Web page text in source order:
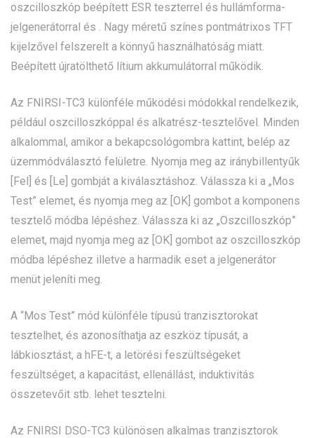
oszcilloszkóp beépített ESR teszterrel és hullámforma-
jelgenerátorral és . Nagy méretű színes pontmátrixos TFT
kijelzővel felszerelt a könnyű használhatóság miatt.
Beépített újratölthető lítium akkumulátorral működik.
Az FNIRSI-TC3 különféle működési módokkal rendelkezik,
például oszcilloszkóppal és alkatrész-tesztelővel. Minden
alkalommal, amikor a bekapcsológombra kattint, belép az
üzemmódválasztó felületre. Nyomja meg az iránybillentyűk
[Fel] és [Le] gombját a kiválasztáshoz. Válassza ki a „Mos
Test” elemet, és nyomja meg az [OK] gombot a komponens
tesztelő módba lépéshez. Válassza ki az „Oszcilloszkóp”
elemet, majd nyomja meg az [OK] gombot az oszcilloszkóp
módba lépéshez illetve a harmadik eset a jelgenerátor
menüt jeleníti meg.
A “Mos Test” mód különféle típusú tranzisztorokat
tesztelhet, és azonosíthatja az eszköz típusát, a
lábkiosztást, a hFE-t, a letörési feszültségeket
feszültséget, a kapacitást, ellenállást, induktivitás
összetevőit stb. lehet tesztelni.
Az FNIRSI DSO-TC3 különösen alkalmas tranzisztorok